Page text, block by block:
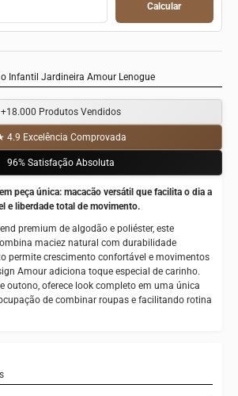
Calcular
Infantil Jardineira Amour Lenogue
+18.000 Produtos Vendidos
4.9 Excelência Comprovada
96% Satisfação Absoluta
peça única: macacão versátil que facilita o dia a
e liberdade total de movimento.
premium de algodão e poliéster, este
maciez natural com durabilidade
permite crescimento confortável e movimentos
Amour adiciona toque especial de carinho.
outono, oferece look completo em uma única
de combinar roupas e facilitando rotina